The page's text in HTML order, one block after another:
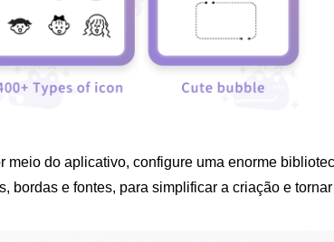
do aplicativo, configure uma enorme
bordas e fontes, para simplificar a criação e